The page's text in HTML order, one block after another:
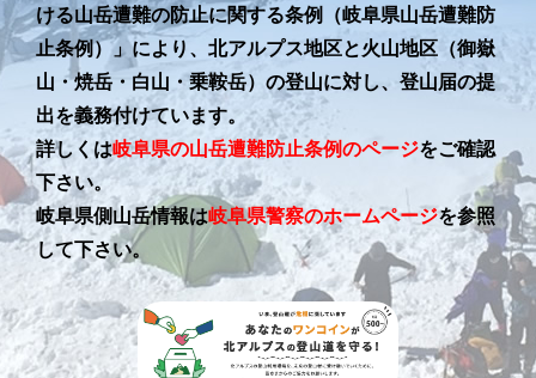
ける山岳遭難の防止に関する条例（岐阜県山岳遭難防
止条例）」により、北アルプス地区と火山地区（御嶽
山・焼岳・白山・乗鞍岳）の登山に対し、登山届の提
出を義務付けています。
詳しくは岐阜県の山岳遭難防止条例のページをご確認
下さい。
岐阜県側山岳情報は岐阜県警察のホームページを参照
して下さい。